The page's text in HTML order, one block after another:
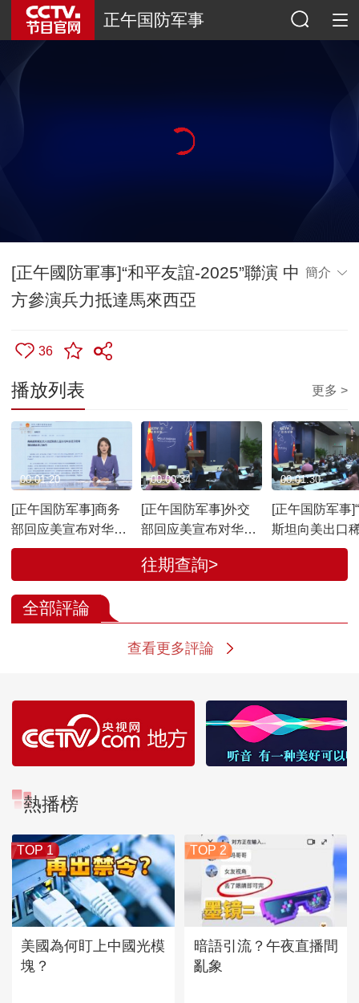
正午国防军事
[正午國防軍事]“和平友誼-2025”聯演 中
方參演兵力抵達馬來西亞
簡介
36
播放列表 更多 >
[正午国防军事]商务
部回应美宣布对华加
征关税
00:01:20
[正午国防军事]外交
部回应美宣布对华加
征关税 这不是同中国
打交道的正确方式
00:00:34
[正午国防军事
斯坦向美出口
中方回应！中
00:01:30
往期查詢>
全部評論
查看更多評論
熱播榜
TOP 1
美國為何盯上中國光模
塊？
TOP 2
暗語引流？午夜直播間
亂象